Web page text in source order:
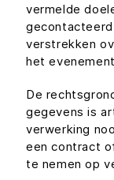
vermelde
verstrekken
het
De
gegevens is
verwerking
een contract
te nemen op